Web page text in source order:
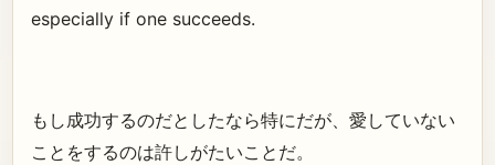
especially if one succeeds.
もし成功するのだとしたなら特にだが、愛していない
ことをするのは許しがたいことだ。